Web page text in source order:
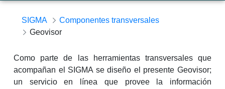
SIGMA
Componentes transversales
Geovisor
Como parte de las herramientas transversales que
acompañan el SIGMA se diseño el presente Geovisor;
un servicio en línea que provee la información